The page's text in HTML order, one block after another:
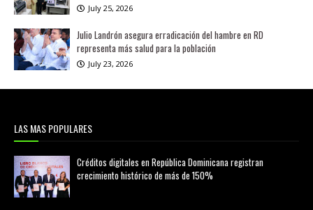
July 25, 2026
Julio Landrón asegura erradicación del hambre en RD
representa más salud para la población
July 23, 2026
LAS MAS POPULARES
Créditos digitales en República Dominicana registran
crecimiento histórico de más de 150%